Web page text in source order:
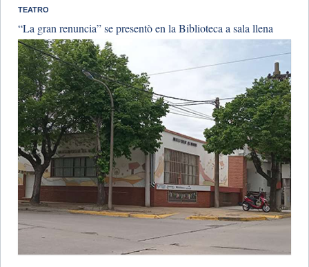
TEATRO
“La gran renuncia” se presentò en la Biblioteca a sala llena